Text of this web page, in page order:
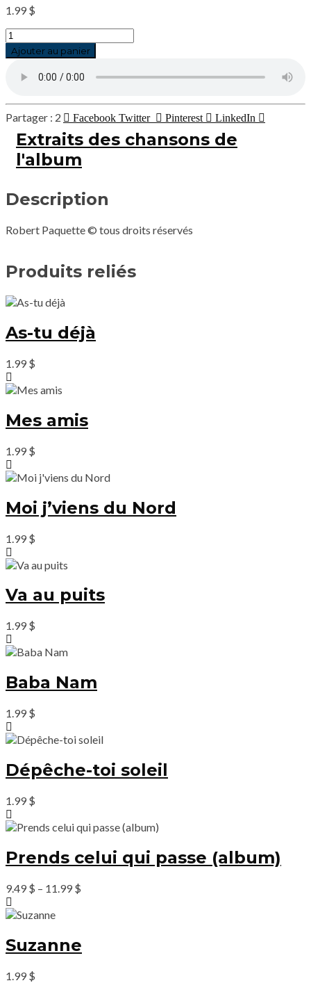
1.99 $
quantité
de
Notre
amour
Ajouter au panier
2 Facebook Twitter Pinterest LinkedIn
Extraits des chansons de
l'album
Description
Robert Paquette © tous droits réservés
Produits reliés
As-tu déjà
1.99 $
Mes amis
1.99 $
Moi j’viens du Nord
1.99 $
Va au puits
1.99 $
Baba Nam
1.99 $
Dépêche-toi soleil
1.99 $
Prends celui qui passe (album)
9.49 $ – 11.99 $
Suzanne
1.99 $